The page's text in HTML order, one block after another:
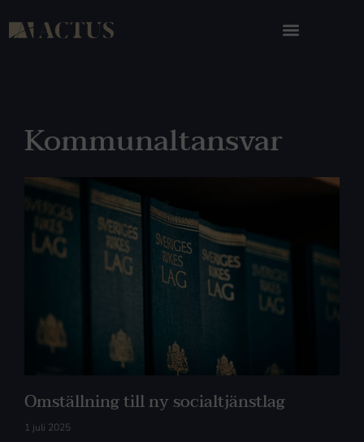
Kommunaltansvar
Omställning till ny socialtjänstlag
1 juli 2025